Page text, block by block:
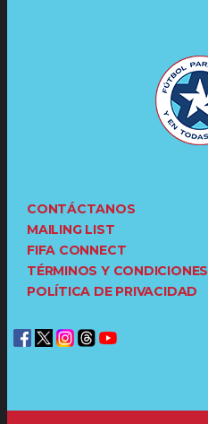
CONTÁCTANOS
MAILING LIST
FIFA CONNECT
TÉRMINOS Y CONDICIONES
POLÍTICA DE PRIVACIDAD